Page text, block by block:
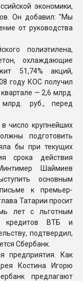
экономики,
Он добавил: "Мы
от руководства
полиэтилена,
охлаждающие
51,74% акций,
году КОС получил
— 2,6 млрд.
руб., перед
число крупнейших
подготовить
бы при текущих
срока действия
Шаймиев
основным
к премьер-
Татарии просит
лет с льготным
кредитов ВТБ и
подтвердил,
Сбербанк.
предприятия. Как
Костина Игорю
предлагают